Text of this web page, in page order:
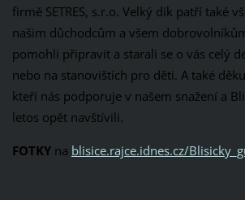
firmě SETRES, s.r.o. Velký dík patří také
našim důchodcům a všem
pomohli připravit a starali se o vás celý
nebo na stanovištích pro děti. A také
kteří nás podporuje v našem snažení a
letos opět navštívili.
FOTKY na blisice.rajce.idnes.cz/